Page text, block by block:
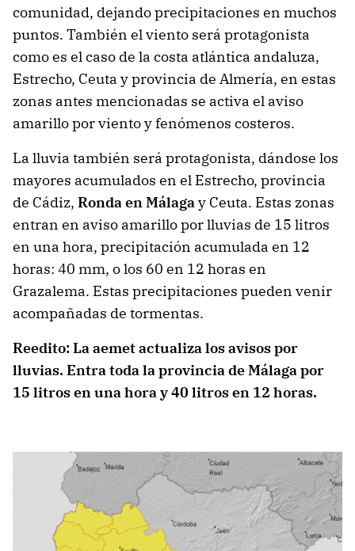
comunidad, dejando precipitaciones en muchos
puntos. También el viento será protagonista
como es el caso de la costa atlántica andaluza,
Estrecho, Ceuta y provincia de Almería, en estas
zonas antes mencionadas se activa el aviso
amarillo por viento y fenómenos costeros.
La lluvia también será protagonista, dándose los
mayores acumulados en el Estrecho, provincia
de Cádiz, Ronda en Málagay Ceuta. Estas zonas
entran en aviso amarillo por lluvias de 15 litros
en una hora, precipitación acumulada en 12
horas: 40 mm, o los 60 en 12 horas en
Grazalema. Estas precipitaciones pueden venir
acompañadas de tormentas.
Reedito: La aemet actualiza los avisos por
lluvias. Entra toda la provincia de Málaga por
15 litros en una hora y 40 litros en 12 horas.